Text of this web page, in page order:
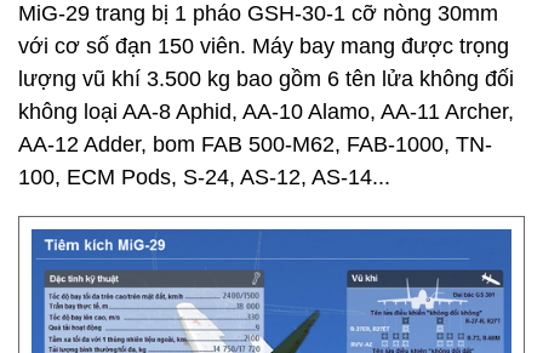
MiG-29 trang bị 1 pháo GSH-30-1 cỡ nòng 30mm
với cơ số đạn 150 viên. Máy bay mang được trọng
lượng vũ khí 3.500 kg bao gồm 6 tên lửa không đối
không loại AA-8 Aphid, AA-10 Alamo, AA-11 Archer,
AA-12 Adder, bom FAB 500-M62, FAB-1000, TN-
100, ECM Pods, S-24, AS-12, AS-14...